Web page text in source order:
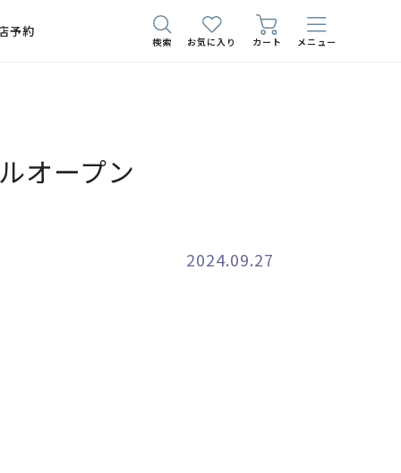
予約
検索 お気に入り カート メニュー
オープン
2024.09.27